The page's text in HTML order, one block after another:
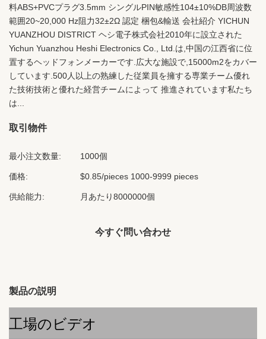
料ABS+PVCプラグ3.5mm シングルPIN敏感性104±10%DB周波数
範囲20~20,000 Hz阻力32±2Ω 認定 梱包&輸送 会社紹介 YICHUN
YUANZHOU DISTRICT ヘシ電子株式会社2010年に設立された
Yichun Yuanzhou Heshi Electronics Co., Ltd.は,中国の江西省に位
置するヘッドフォンメーカーです.広大な施設で,15000m2をカバー
しています.500人以上の熟練した従業員を擁する専業チーム優れ
た技術技術と優れた経営チームによって 推進されています私たち
は...
取引物件
最小注文数量: 1000個
価格: $0.85/pieces 1000-9999 pieces
供給能力: 月あたり8000000個
今すぐ問い合わせ
製品の説明
工場のビデオ